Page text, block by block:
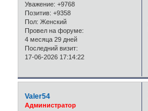
Уважение: +9768
Позитив: +9358
Пол: Женский
Провел на форуме:
4 месяца 29 дней
Последний визит:
17-06-2026 17:14:22
Valer54
Администратор